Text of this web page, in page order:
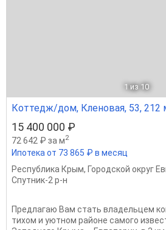
1 из 10
Коттедж/дом, Кленовая, 53, 212
15 400 000 ₽
72 642 ₽ за м2
Ипотека от 73 865 ₽ в месяц
Республика Крым, Городской округ
Спутник-2 р-н
Предлагаю Вам стать владельцем
тихом и уютном районе самого